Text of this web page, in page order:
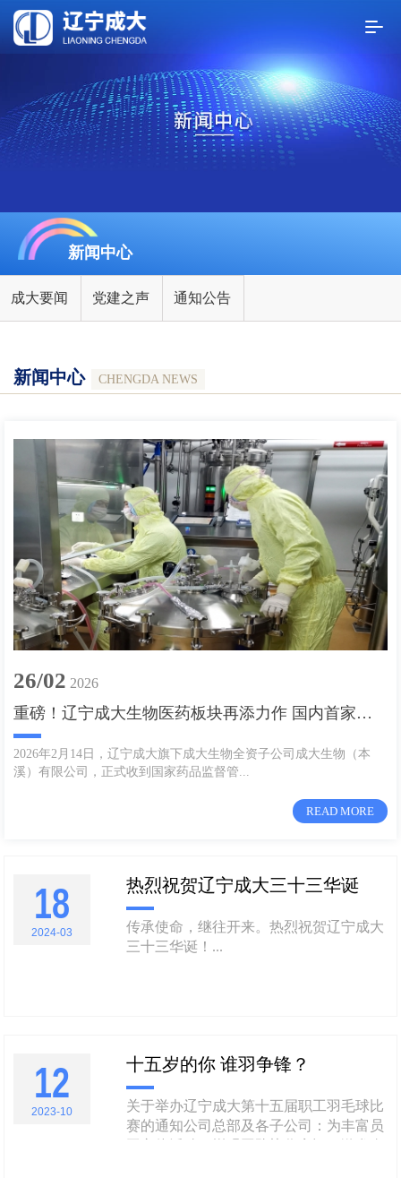
新闻中心
成大要闻 党建之声 通知公告
新闻中心 CHENGDA NEWS
26/02 2026
重磅！辽宁成大生物医药板块再添力作 国内首家涵盖三种免疫程序的人用狂犬病疫苗（人二倍体细胞）获批上市
2026年2月14日，辽宁成大旗下成大生物全资子公司成大生物（本
溪）有限公司，正式收到国家药品监督管...
READ MORE
18
2024-03
热烈祝贺辽宁成大三十三华诞
传承使命，继往开来。热烈祝贺辽宁成大
三十三华诞！...
12
2023-10
十五岁的你 谁羽争锋？
关于举办辽宁成大第十五届职工羽毛球比
赛的通知公司总部及各子公司：为丰富员